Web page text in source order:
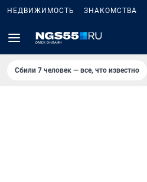
НЕДВИЖИМОСТЬ ЗНАКОМСТВА
Сбили 7 человек — все, что известно